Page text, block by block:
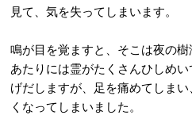
見て、気を失ってしまいます。
鳴が目を覚ますと、そこは夜の樹
あたりには霊がたくさんひしめ
げだしますが、足を痛めてしま
くなってしまいました。